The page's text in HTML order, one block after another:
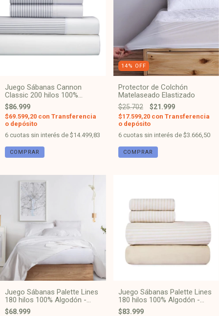
Juego Sábanas Cannon
Classic 200 hilos 100%
Algodón - Gris 9214
$86.999
$69.599,20 con Transferencia
o depósito
6 cuotas sin interés de $14.499,83
COMPRAR
14% OFF
Protector de Colchón
Matelaseado Elastizado
$25.702 $21.999
$17.599,20 con Transferencia
o depósito
6 cuotas sin interés de $3.666,50
COMPRAR
Juego Sábanas Palette Lines
180 hilos 100% Algodón -
Blanco
$68.999
Juego Sábanas Palette Lines
180 hilos 100% Algodón -
Beige
$83.999